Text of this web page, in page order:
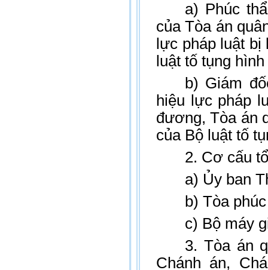
a) Phúc
của Tòa án
lực pháp luật
luật tố tụng
b) Giám
hiệu lực pháp
đương, Tòa án
của Bộ luật tố
2. Cơ cấu
a) Ủy ban
b) Tòa
c) Bộ máy
3. Tòa án
Chánh án,